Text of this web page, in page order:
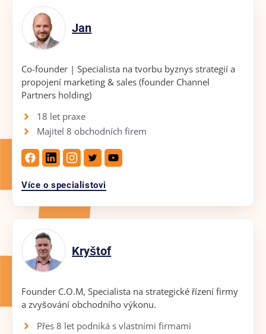
Jan
Co-founder | Specialista na tvorbu byznys strategií a
propojení marketing & sales (founder Channel
Partners holding)
18 let praxe
Majitel 8 obchodních firem
Více o specialistovi
Kryštof
Founder C.O.M, Specialista na strategické řízení firmy
a zvyšování obchodního výkonu.
Přes 8 let podniká s vlastními firmami